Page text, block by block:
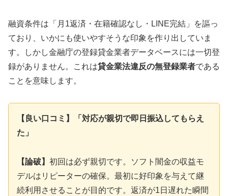
融資条件は「月1返済・在籍確認なし・LINE完結」を謳っ
ており、いかにも使いやすそうな印象を作り出していま
す。しかし金融庁の登録貸金業者データベースには一切登
録がありません。これは貸金業法違反の無登録業者である
ことを意味します。
【良い口コミ】「対応が親切で即日振込してもらえ
た」
【論破】 初回は必ず親切です。ソフト闇金の収益モ
デルはリピーターの確保。最初に好印象を与えて継
続利用させることが目的です。返済が1日遅れた瞬間